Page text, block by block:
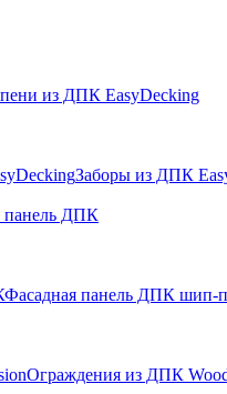
из ДПК EasyDecking
Заборы из ДПК
панель ДПК
Фасадная панель ДПК шип-
Ограждения из ДПК